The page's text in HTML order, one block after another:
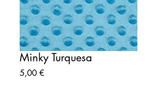
Minky Turquesa
5,00 €Preço